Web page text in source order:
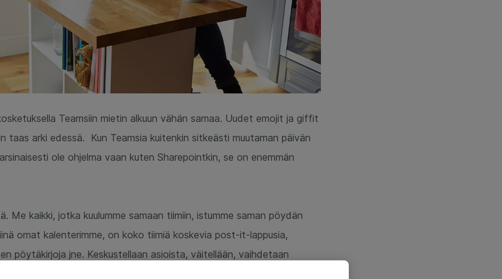
Teamsiin mietin alkuun vähän samaa. Uudet emojit ja giffit
taas arki edessä. Kun Teamsia kuitenkin sitkeästi muutaman päivän
ole ohjelma vaan kuten Sharepointkin, se on enemmän
Me kaikki, jotka kuulumme samaan tiimiin, istumme saman pöydän
omat kalenterimme, on koko tiimiä koskevia post-it-lappusia,
pöytäkirjoja jne. Keskustellaan asioista, väitellään, vaihdetaan